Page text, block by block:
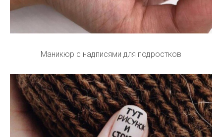
Маникюр с надписями для подростков